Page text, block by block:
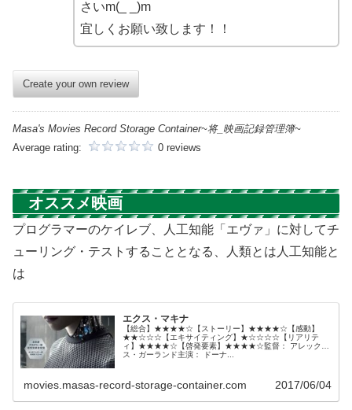
さいm(_ _)m
宜しくお願い致します！！
Create your own review
Masa's Movies Record Storage Container~将_映画記録管理簿~
Average rating:
0 reviews
オススメ映画
プログラマーのケイレブ、人工知能「エヴァ」に対してチ
ューリング・テストすることとなる、人類とは人工知能と
は
エクス・マキナ
【総合】★★★★☆【ストーリー】★★★★☆【感動】
★★☆☆☆【エキサイティング】★☆☆☆☆【リアリテ
ィ】★★★★☆【啓発要素】★★★★☆監督： アレック
ス・ガーランド主演： ドーナ...
movies.masas-record-storage-container.com 2017/06/04